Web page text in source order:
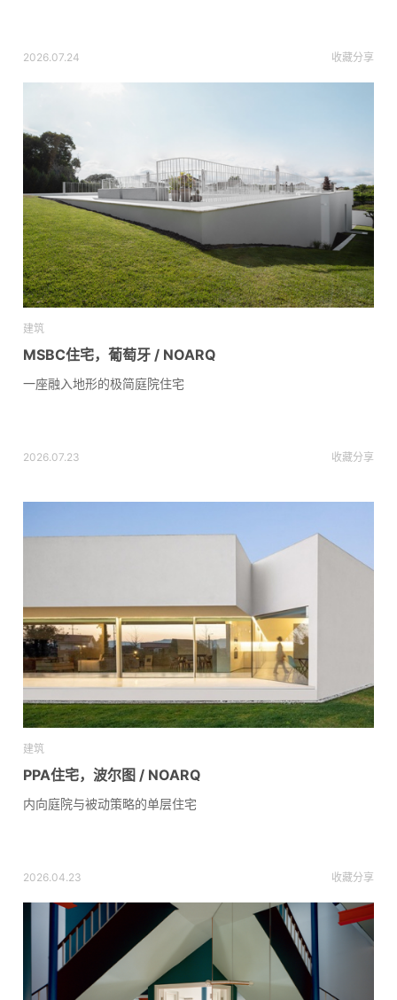
2026.07.24 收藏分享
建筑
MSBC住宅，葡萄牙 / NOARQ
一座融入地形的极简庭院住宅
2026.07.23 收藏分享
建筑
PPA住宅，波尔图 / NOARQ
内向庭院与被动策略的单层住宅
2026.04.23 收藏分享